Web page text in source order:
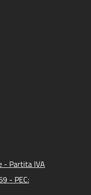
- Partita IVA
- PEC: